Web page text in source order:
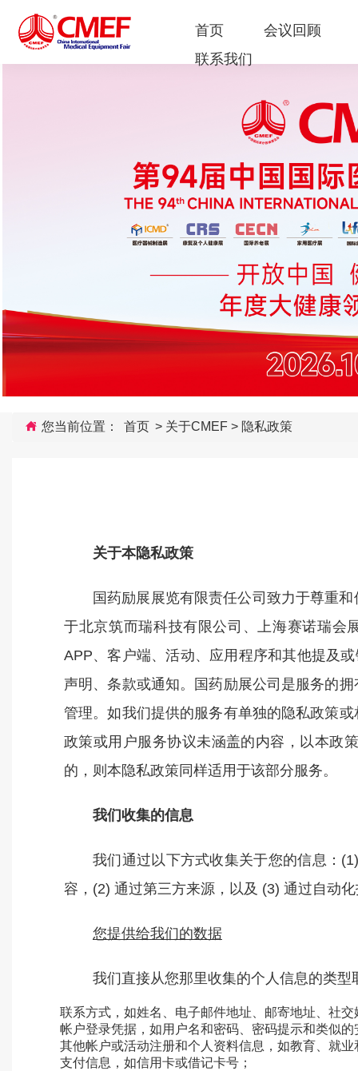
首页
会议回顾
联系我们
您当前位置： 首页 > 关于CMEF > 隐私政策
关于本隐私政策
国药励展展览有限责任公司致力于尊重
于北京筑而瑞科技有限公司、上海赛诺瑞会
APP、客户端、活动、应用程序和其他提及
声明、条款或通知。国药励展公司是服务的
管理。如我们提供的服务有单独的隐私政策
政策或用户服务协议未涵盖的内容，以本政
的，则本隐私政策同样适用于该部分服务。
我们收集的信息
我们通过以下方式收集关于您的信息：
容，(2) 通过第三方来源，以及 (3) 通过自动
您提供给我们的数据
我们直接从您那里收集的个人信息的类
联系方式，如姓名、电子邮件地址、邮寄地址、社
帐户登录凭据，如用户名和密码、密码提示和类似的
其他帐户或活动注册和个人资料信息，如教育、就
支付信息，如信用卡或借记卡号；